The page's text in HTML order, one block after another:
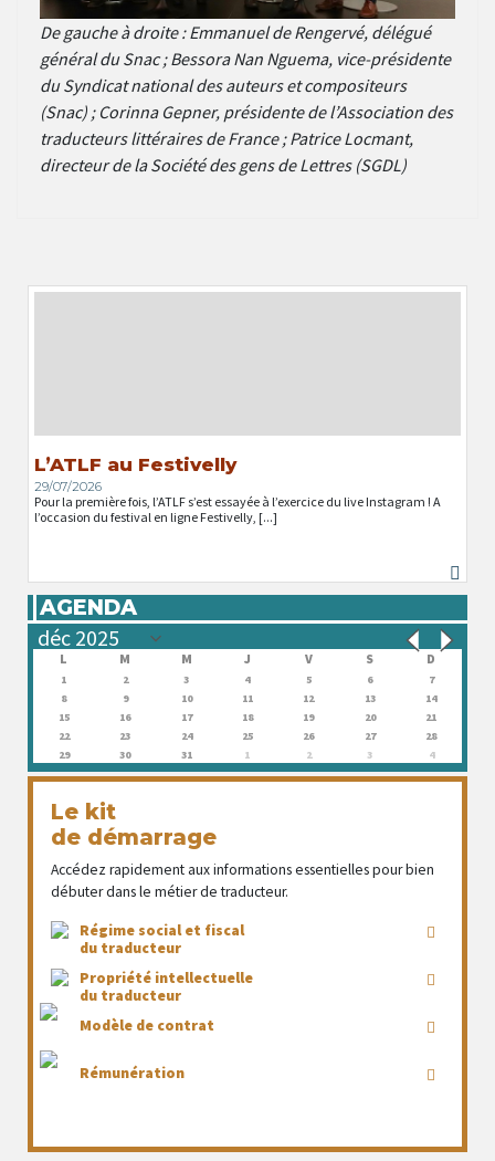
De gauche à droite : Emmanuel de Rengervé, délégué
général du Snac ; Bessora Nan Nguema, vice-présidente
du Syndicat national des auteurs et compositeurs
(Snac) ; Corinna Gepner, présidente de l’Association des
traducteurs littéraires de France ; Patrice Locmant,
directeur de la Société des gens de Lettres (SGDL)
L’ATLF au Festivelly
29/07/2026
Pour la première fois, l’ATLF s’est essayée à l’exercice du live Instagram ! A
l’occasion du festival en ligne Festivelly, [...]
AGENDA
L M M J V S D
1 2 3 4 5 6
7
8
9 10 11 12 13
14
15
16 17 18 19 20
21
22
23 24 25 26 27
28
29
30 31 1 2 3 4
Le kit
de démarrage
Accédez rapidement aux informations essentielles pour bien
débuter dans le métier de traducteur.
Régime social et fiscal
du traducteur
Propriété intellectuelle
du traducteur
Modèle de contrat
Rémunération